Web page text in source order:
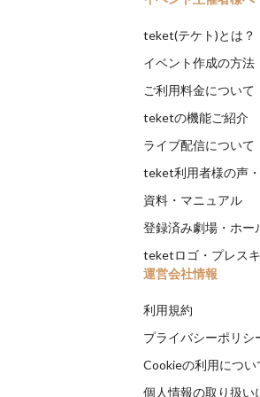
teket(テケト)とは？
イベント作成の方法
ご利用料金について
teketの機能ご紹介
ライブ配信について
teket利用者様の声
資料・マニュアル
登録済み劇場・ホー
teketロゴ・プレス
運営会社情報
利用規約
プライバシーポリシ
Cookieの利用につい
個人情報の取り扱い